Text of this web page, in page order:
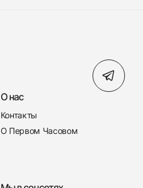
О нас
Контакты
О Первом Часовом